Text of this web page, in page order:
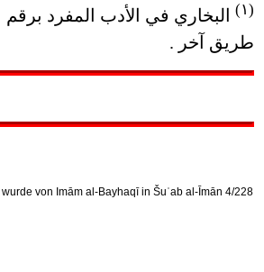
(١)
طريق آخر .
von Imām al-Bayhaqī in Šuʿab al-Īmān 4/228